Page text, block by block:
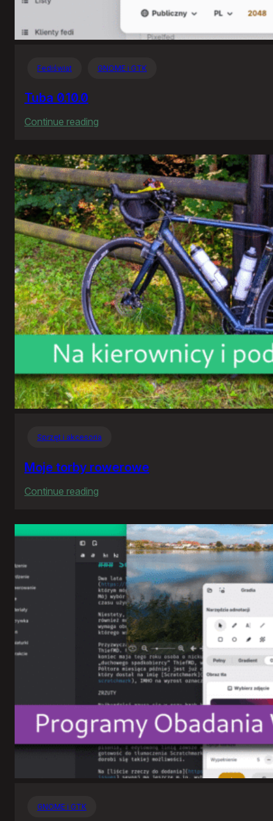
Fediświat GNOME i GTK
Tuba 0.10.0
Continue reading
0.10.0
Sprzęt i akcesoria
Moje torby rowerowe
Continue reading
torby
rowerowe
GNOME i GTK